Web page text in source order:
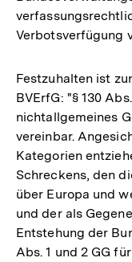
Verbotsverfügung
Festzuhalten ist
BVErfG: "§ 130
nichtallgemeines
vereinbar.
Kategorien
Schreckens, den
über Europa und
und der als
Entstehung der
Abs. 1 und 2 GG